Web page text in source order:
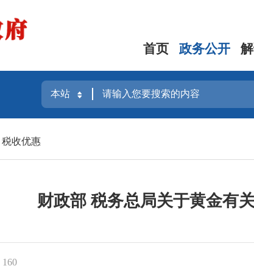
首页 政务公开
税收优惠
财政部 税务总局关于黄金有
160